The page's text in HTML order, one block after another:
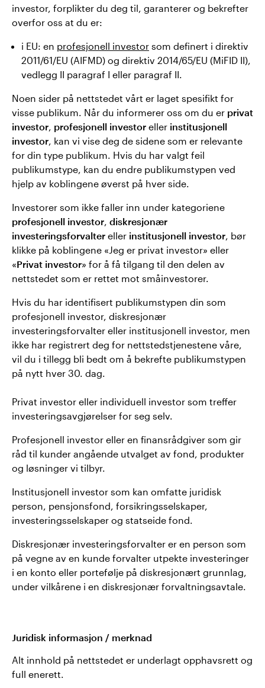
investor, forplikter du deg til, garanterer og bekrefter
overfor oss at du er:
i EU: en profesjonell investor som definert i direktiv
2011/61/EU (AIFMD) og direktiv 2014/65/EU (MiFID II),
vedlegg II paragraf I eller paragraf II.
Noen sider på nettstedet vårt er laget spesifikt for
visse publikum. Når du informerer oss om du er privat
investor, profesjonell investor eller institusjonell
investor, kan vi vise deg de sidene som er relevante
for din type publikum. Hvis du har valgt feil
publikumstype, kan du endre publikumstypen ved
hjelp av koblingene øverst på hver side.
Investorer som ikke faller inn under kategoriene
profesjonell investor, diskresjonær
investeringsforvalter eller institusjonell investor, bør
klikke på koblingene «Jeg er privat investor» eller
«Privat investor» for å få tilgang til den delen av
nettstedet som er rettet mot småinvestorer.
Hvis du har identifisert publikumstypen din som
profesjonell investor, diskresjonær
investeringsforvalter eller institusjonell investor, men
ikke har registrert deg for nettstedstjenestene våre,
vil du i tillegg bli bedt om å bekrefte publikumstypen
på nytt hver 30. dag.
Privat investor eller individuell investor som treffer
investeringsavgjørelser for seg selv.
Profesjonell investor eller en finansrådgiver som gir
råd til kunder angående utvalget av fond, produkter
og løsninger vi tilbyr.
Institusjonell investor som kan omfatte juridisk
person, pensjonsfond, forsikringsselskaper,
investeringsselskaper og statseide fond.
Diskresjonær investeringsforvalter er en person som
på vegne av en kunde forvalter utpekte investeringer
i en konto eller portefølje på diskresjonært grunnlag,
under vilkårene i en diskresjonær forvaltningsavtale.
Juridisk informasjon / merknad
Alt innhold på nettstedet er underlagt opphavsrett og
full enerett.